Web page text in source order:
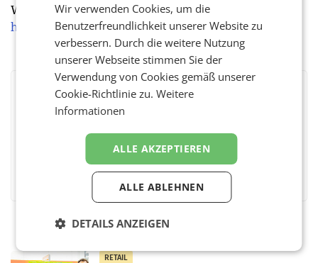
Weitere Informationen unter:
https://www.eatplanted.com/
BEWERTEN SIE DIESEN ARTIKEL
TwitterMessengerWhatsAppLinkedInXING Teilen
RETAIL
Wir verwenden Cookies, um die
Benutzerfreundlichkeit unserer Website zu
verbessern. Durch die weitere Nutzung
unserer Webseite stimmen Sie der
Verwendung von Cookies gemäß unserer
Cookie-Richtlinie zu.Weitere
Informationen
ALLE AKZEPTIEREN
ALLE ABLEHNEN
DETAILS ANZEIGEN